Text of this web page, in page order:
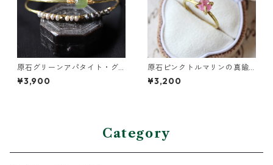
原石グリーンアパタイト・グ
レーパールの2連バングル
¥3,900
原石ピンクトルマリンの真鍮
リング
¥3,200
Category